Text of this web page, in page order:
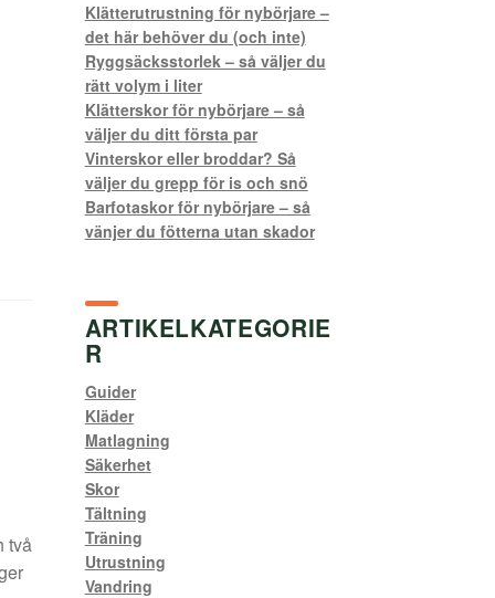
två
Klätterutrustning för nybörjare –
det här behöver du (och inte)
Ryggsäcksstorlek – så väljer du
rätt volym i liter
Klätterskor för nybörjare – så
väljer du ditt första par
Vinterskor eller broddar? Så
väljer du grepp för is och snö
Barfotaskor för nybörjare – så
vänjer du fötterna utan skador
ARTIKELKATEGORIE
R
Guider
Kläder
Matlagning
Säkerhet
Skor
Tältning
Träning
Utrustning
Vandring